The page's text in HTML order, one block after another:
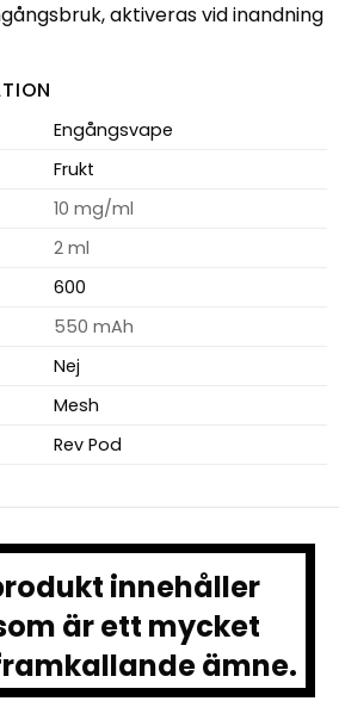
aktiveras vid inandning
Engångsvape
Frukt
10 mg/ml
2 ml
600
550 mAh
Nej
Mesh
Rev Pod
innehåller
är ett mycket
ämne.